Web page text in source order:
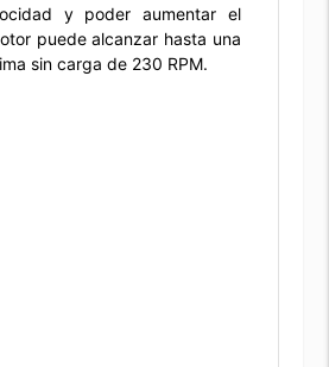
y poder aumentar el
puede alcanzar hasta una
sin carga de 230 RPM.